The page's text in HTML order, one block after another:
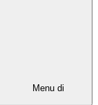
Menu di